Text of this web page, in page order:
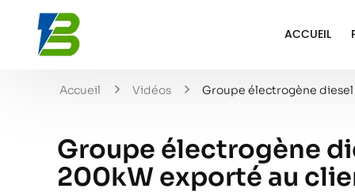
ACCUEIL
Accueil Vidéos Groupe électrogène
Groupe électrogène
200kW exporté au